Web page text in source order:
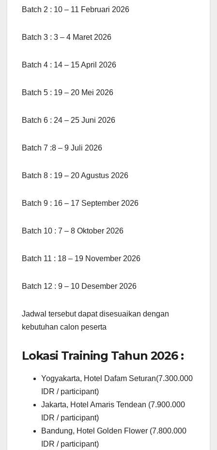
Batch 2 : 10 – 11 Februari 2026
Batch 3 : 3 – 4 Maret 2026
Batch 4 : 14 – 15 April 2026
Batch 5 : 19 – 20 Mei 2026
Batch 6 : 24 – 25 Juni 2026
Batch 7 :8 – 9 Juli 2026
Batch 8 : 19 – 20 Agustus 2026
Batch 9 : 16 – 17 September 2026
Batch 10 : 7 – 8 Oktober 2026
Batch 11 : 18 – 19 November 2026
Batch 12 : 9 – 10 Desember 2026
Jadwal tersebut dapat disesuaikan dengan
kebutuhan calon peserta
Lokasi Training Tahun 2026 :
Yogyakarta, Hotel Dafam Seturan(7.300.000
IDR / participant)
Jakarta, Hotel Amaris Tendean (7.900.000
IDR / participant)
Bandung, Hotel Golden Flower (7.800.000
IDR / participant)